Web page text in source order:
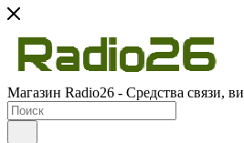
Магазин Radio26 - Средства связи,